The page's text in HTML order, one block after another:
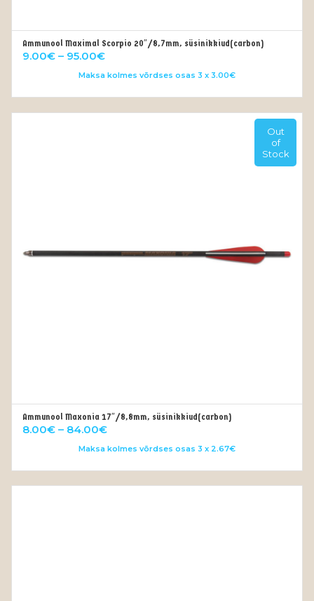
VALI
Ammunool Maximal Scorpio 20″/8,7mm, süsinikkiud(carbon)
9.00€ – 95.00€Price
range:
through
95.00€
Maksa kolmes võrdses osas 3 x 3.00€
Out
of
Stock
OUT OF STOCK
Ammunool Maxonia 17″/8,8mm, süsinikkiud(carbon)
8.00€ – 84.00€Price
range:
through
84.00€
Maksa kolmes võrdses osas 3 x 2.67€